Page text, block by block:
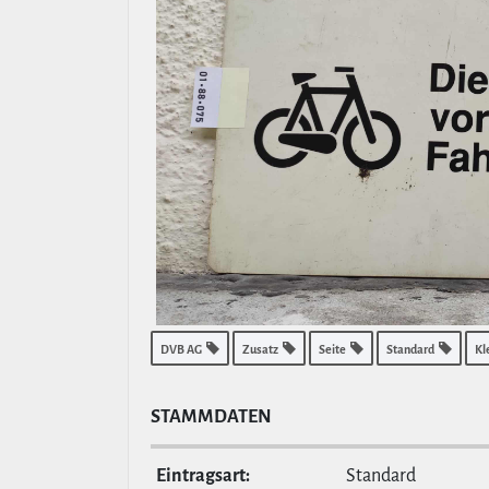
DVB AG Zusatz Seite Standard
STAMM­DATEN
Ein­tragsart: Standard